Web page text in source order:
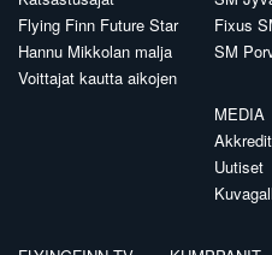
Flying Finn Future Star
Hannu Mikkolan malja
Voittajat kautta aikojen
Fixus
SM
MEDIA
Uutiset